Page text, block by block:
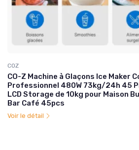
COZ
CO-Z Machine à Glaçons Ice Maker
Professionnel 480W 73kg/24h 45
LCD Storage de 10kg pour Maison
Bar Café 45pcs
Voir le détail